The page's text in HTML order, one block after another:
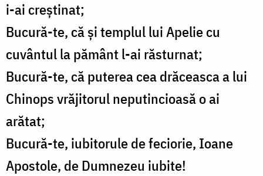
i-ai creştinat;
Bucură-te, că şi templul lui Apelie cu
cuvântul la pământ l-ai răsturnat;
Bucură-te, că puterea cea drăceasca a lui
Chinops vrăjitorul neputincioasă o ai
arătat;
Bucură-te, iubitorule de feciorie, Ioane
Apostole, de Dumnezeu iubite!